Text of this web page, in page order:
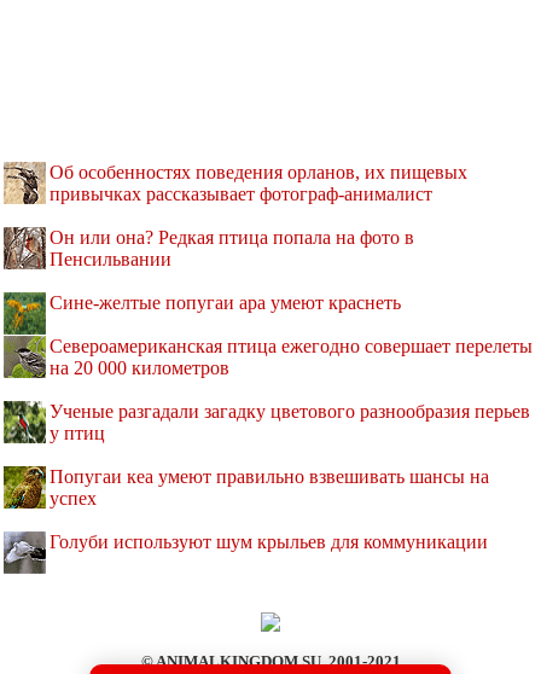
Об особенностях поведения орланов, их пищевых
привычках рассказывает фотограф-анималист
Он или она? Редкая птица попала на фото в
Пенсильвании
Сине-желтые попугаи ара умеют краснеть
Североамериканская птица ежегодно совершает перелеты
на 20 000 километров
Ученые разгадали загадку цветового разнообразия перьев
у птиц
Попугаи кеа умеют правильно взвешивать шансы на
успех
Голуби используют шум крыльев для коммуникации
© ANIMALKINGDOM.SU, 2001-2021